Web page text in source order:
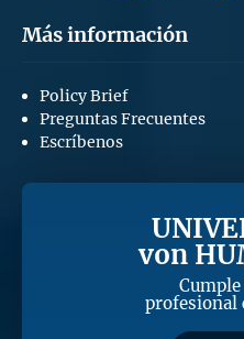
Más información
Policy Brief
Preguntas Frecuentes
Escríbenos
von
profesional